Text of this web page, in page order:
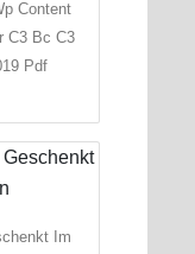
Content
C3 Bc C3
Pdf
Im